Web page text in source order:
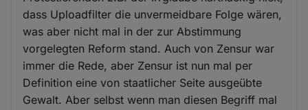
dass Uploadfilter die unvermeidbare Folge wären,
was aber nicht mal in der zur Abstimmung
vorgelegten Reform stand. Auch von Zensur war
immer die Rede, aber Zensur ist nun mal per
Definition eine von staatlicher Seite ausgeübte
Gewalt. Aber selbst wenn man diesen Begriff mal